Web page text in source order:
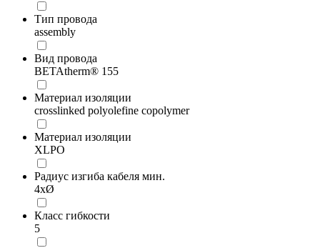
Тип провода
assembly
Вид провода
BETAtherm® 155
Материал изоляции
crosslinked polyolefine copolymer
Материал изоляции
XLPO
Радиус изгиба кабеля мин.
4xØ
Класс гибкости
5